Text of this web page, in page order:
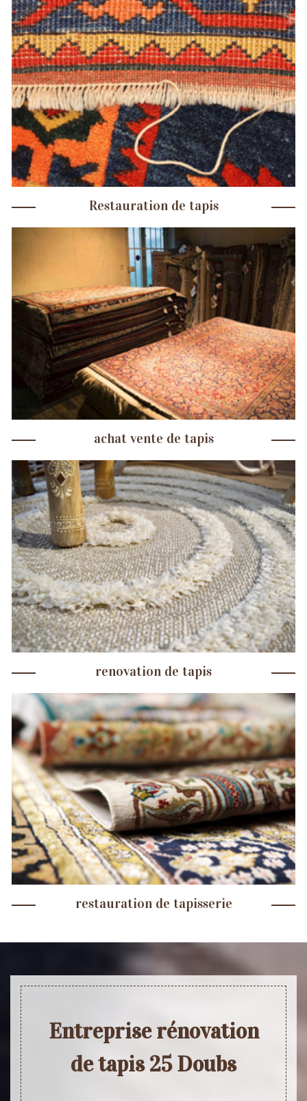
Restauration de tapis
achat vente de tapis
renovation de tapis
restauration de tapisserie
Entreprise rénovation
de tapis 25 Doubs